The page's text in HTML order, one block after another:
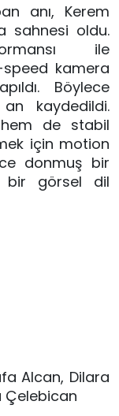
anı, Kerem
sahnesi oldu.
ile
kamera
Böylece
kaydedildi.
hem de stabil
için motion
donmuş bir
bir görsel dil
Alcan, Dilara
Çelebican